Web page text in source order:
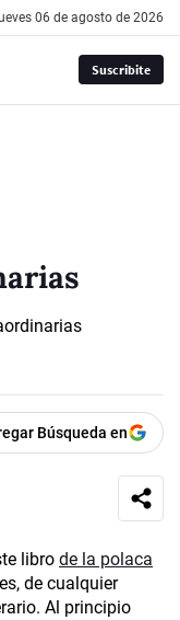
06 de agosto de 2026
Suscribite
Búsqueda en
libro de la polaca
de cualquier
Al principio